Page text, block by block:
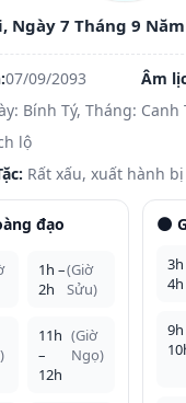
Ngày 7 Tháng 9
07/09/2093 Âm
Bính Tý, Tháng:
lộ
Rất xấu, xuất hành
đạo
1h –
2h
(Giờ
Sửu)
11h
–
12h
(Giờ
Ngọ)
🌑
3h
4h
9h